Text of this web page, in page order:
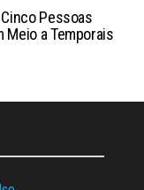
Pessoas
Meio a Temporais